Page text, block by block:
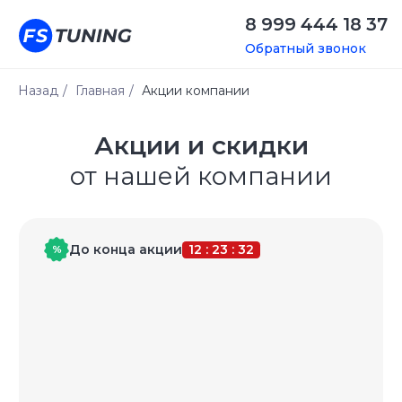
8 999 444 18 37
Обратный звонок
Назад / Главная / Акции компании
Акции и скидки
от нашей компании
До конца акции 12 : 23 : 32